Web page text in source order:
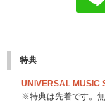
特典
UNIVERSAL MUSIC
※特典は先着です。